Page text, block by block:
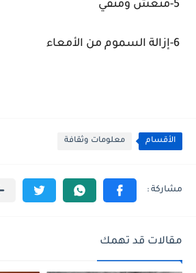
الأقسام معلومات وثقافة
مقالات قد تهمك